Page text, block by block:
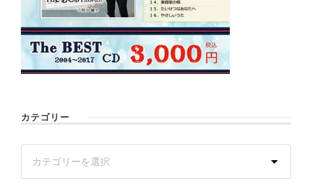
カテゴリー